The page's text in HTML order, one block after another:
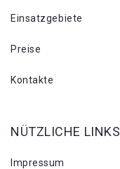
Einsatzgebiete
Preise
Kontakte
NÜTZLICHE LINKS
Impressum